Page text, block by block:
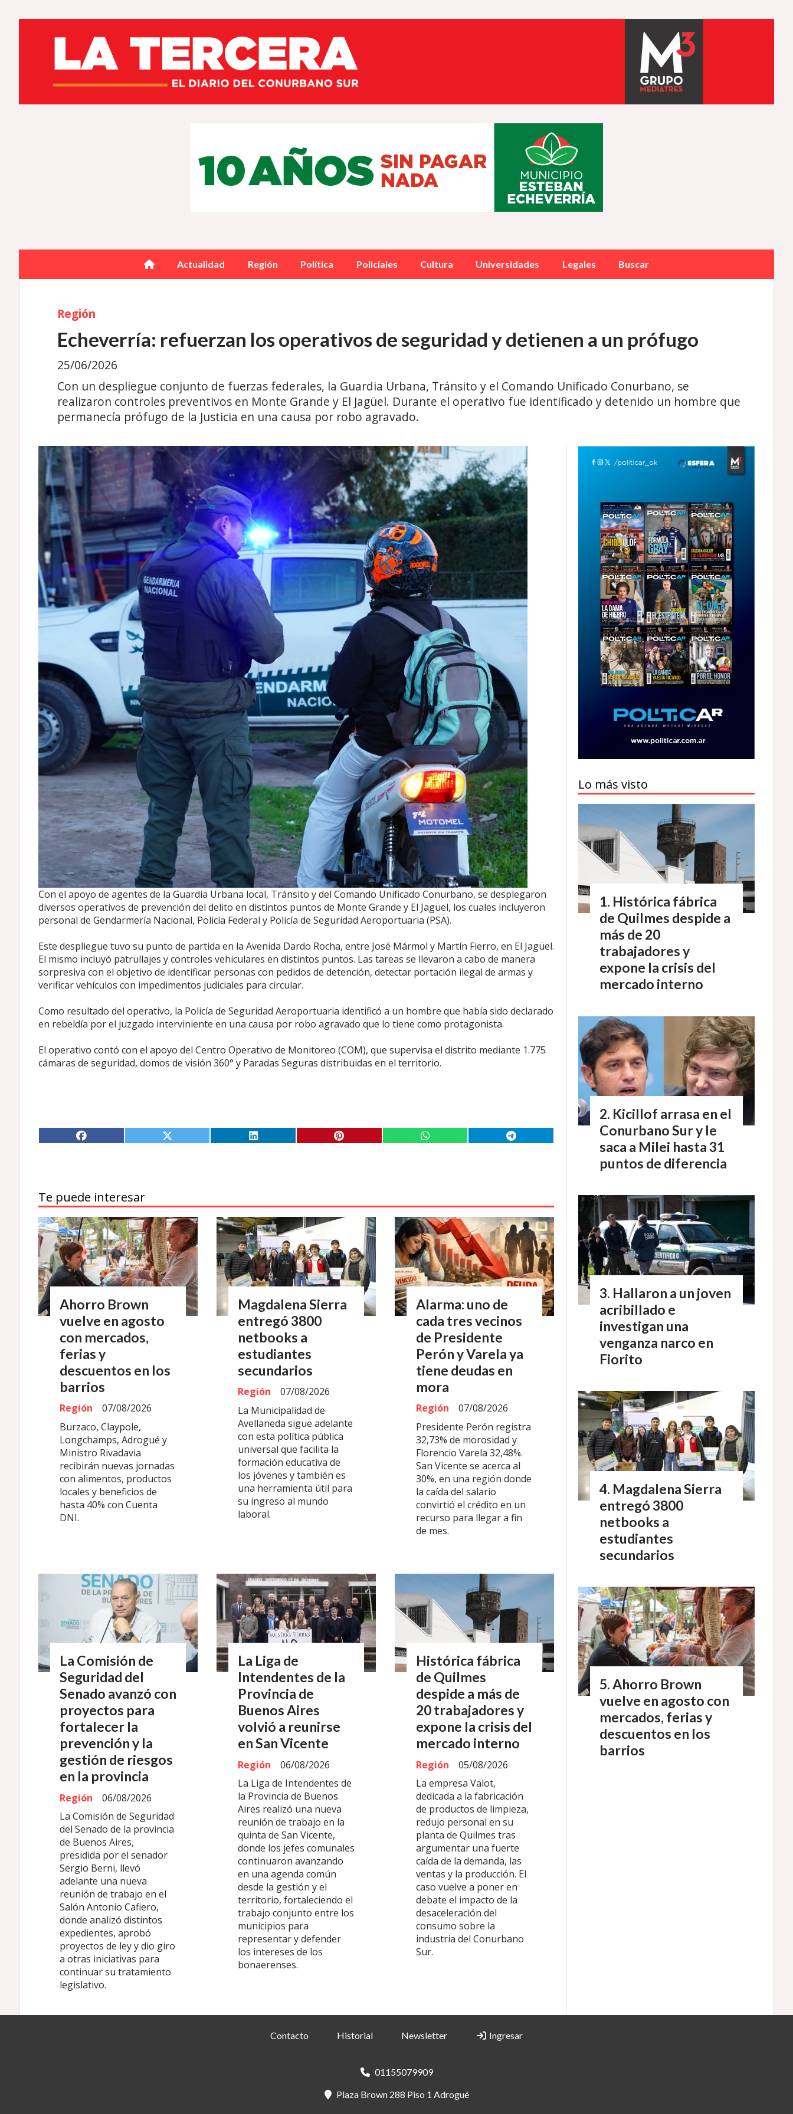
Actualidad Región Política Policiales Cultura Universidades Legales Buscar
Echeverría: refuerzan los operativos de seguridad y detienen a un prófugo
Con un despliegue conjunto de fuerzas federales, la Guardia Urbana, Tránsito y el Comando Unificado Conurbano, se
realizaron controles preventivos en Monte Grande y El Jagüel. Durante el operativo fue identificado y detenido un hombre que
permanecía prófugo de la Justicia en una causa por robo agravado.
Región
25/06/2026
Con el apoyo de agentes de la Guardia Urbana local, Tránsito y del Comando Unificado Conurbano, se desplegaron
diversos operativos de prevención del delito en distintos puntos de Monte Grande y El Jagüel, los cuales incluyeron
personal de Gendarmería Nacional, Policía Federal y Policía de Seguridad Aeroportuaria (PSA).
Este despliegue tuvo su punto de partida en la Avenida Dardo Rocha, entre José Mármol y Martín Fierro, en El Jagüel.
El mismo incluyó patrullajes y controles vehiculares en distintos puntos. Las tareas se llevaron a cabo de manera
sorpresiva con el objetivo de identificar personas con pedidos de detención, detectar portación ilegal de armas y
verificar vehículos con impedimentos judiciales para circular.
Como resultado del operativo, la Policía de Seguridad Aeroportuaria identificó a un hombre que había sido declarado
en rebeldía por el juzgado interviniente en una causa por robo agravado que lo tiene como protagonista.
El operativo contó con el apoyo del Centro Operativo de Monitoreo (COM), que supervisa el distrito mediante 1.775
cámaras de seguridad, domos de visión 360° y Paradas Seguras distribuidas en el territorio.
Te puede interesar
Ahorro Brown
vuelve en agosto
con mercados,
ferias y
descuentos en los
barrios
Región
07/08/2026
Burzaco, Claypole,
Longchamps, Adrogué y
Ministro Rivadavia
recibirán nuevas jornadas
con alimentos, productos
locales y beneficios de
hasta 40% con Cuenta
DNI.
Magdalena Sierra
entregó 3800
netbooks a
estudiantes
secundarios
Región
07/08/2026
La Municipalidad de
Avellaneda sigue adelante
con esta política pública
universal que facilita la
formación educativa de
los jóvenes y también es
una herramienta útil para
su ingreso al mundo
laboral.
Alarma: uno de
cada tres vecinos
de Presidente
Perón y Varela ya
tiene deudas en
mora
Región
07/08/2026
Presidente Perón registra
32,73% de morosidad y
Florencio Varela 32,48%.
San Vicente se acerca al
30%, en una región donde
la caída del salario
convirtió el crédito en un
recurso para llegar a fin
de mes.
La Comisión de
Seguridad del
Senado avanzó con
proyectos para
fortalecer la
prevención y la
gestión de riesgos
en la provincia
Región
06/08/2026
La Comisión de Seguridad
del Senado de la provincia
de Buenos Aires,
presidida por el senador
Sergio Berni, llevó
adelante una nueva
reunión de trabajo en el
Salón Antonio Cafiero,
donde analizó distintos
expedientes, aprobó
proyectos de ley y dio giro
a otras iniciativas para
continuar su tratamiento
legislativo.
La Liga de
Intendentes de la
Provincia de
Buenos Aires
volvió a reunirse
en San Vicente
Región
06/08/2026
La Liga de Intendentes de
la Provincia de Buenos
Aires realizó una nueva
reunión de trabajo en la
quinta de San Vicente,
donde los jefes comunales
continuaron avanzando
en una agenda común
desde la gestión y el
territorio, fortaleciendo el
trabajo conjunto entre los
municipios para
representar y defender
los intereses de los
bonaerenses.
Histórica fábrica
de Quilmes
despide a más de
20 trabajadores y
expone la crisis del
mercado interno
Región
05/08/2026
La empresa Valot,
dedicada a la fabricación
de productos de limpieza,
redujo personal en su
planta de Quilmes tras
argumentar una fuerte
caída de la demanda, las
ventas y la producción. El
caso vuelve a poner en
debate el impacto de la
desaceleración del
consumo sobre la
industria del Conurbano
Sur.
Lo más visto
Histórica fábrica
de Quilmes despide a
más de 20
trabajadores y
expone la crisis del
mercado interno
Kicillof arrasa en el
Conurbano Sur y le
saca a Milei hasta 31
puntos de diferencia
Hallaron a un joven
acribillado e
investigan una
venganza narco en
Fiorito
Magdalena Sierra
entregó 3800
netbooks a
estudiantes
secundarios
Ahorro Brown
vuelve en agosto con
mercados, ferias y
descuentos en los
barrios
Contacto Historial Newsletter Ingresar
01155079909
Plaza Brown 288 Piso 1 Adrogué